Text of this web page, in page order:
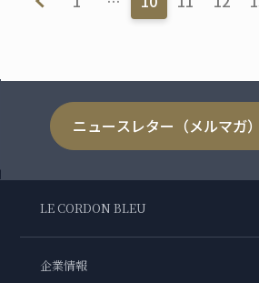
ニュースレター（メルマガ
LE CORDON BLEU
企業情報